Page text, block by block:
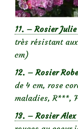
11. – Rosier
très résistant
cm)
12. – Rosier
de 4 cm, rose
maladies, R***,
13. – Rosier